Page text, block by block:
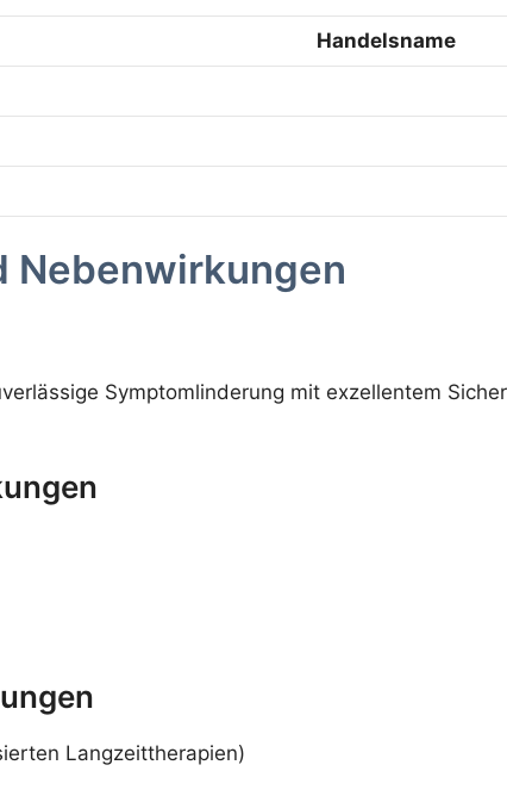
Handelsname
Nebenwirkungen
Symptomlinderung mit exzellentem
Langzeittherapien)